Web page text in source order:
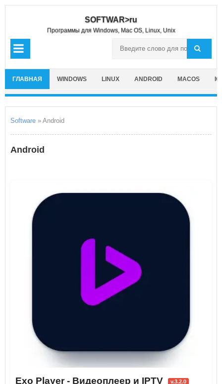
SOFTWAR>ru
Программы для Windows, Mac OS, Linux, Unix
ГЛАВНАЯ WINDOWS LINUX ANDROID MACOS
Software » Android
Android
Exo Player - Видеоплеер и IPTV v.3.2.0